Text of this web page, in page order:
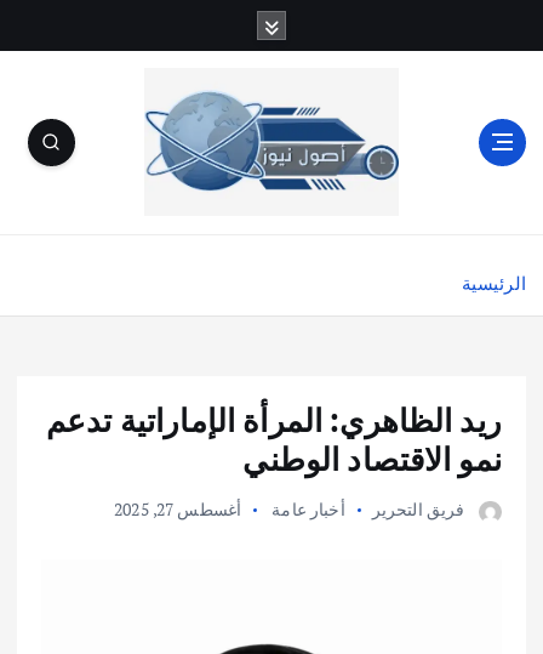
ل
الرئيسية
ريد الظاهري: المرأة الإماراتية تدعم
نمو الاقتصاد الوطني
فريق التحرير أخبار عامة أغسطس 27, 2025